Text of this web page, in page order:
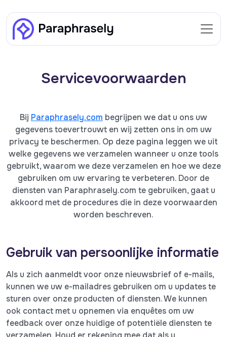
Servicevoorwaarden
Bij Paraphrasely.com begrijpen we dat u ons uw
gegevens toevertrouwt en wij zetten ons in om uw
privacy te beschermen. Op deze pagina leggen we uit
welke gegevens we verzamelen wanneer u onze tools
gebruikt, waarom we deze verzamelen en hoe we deze
gebruiken om uw ervaring te verbeteren. Door de
diensten van Paraphrasely.com te gebruiken, gaat u
akkoord met de procedures die in deze voorwaarden
worden beschreven.
Gebruik van persoonlijke informatie
Als u zich aanmeldt voor onze nieuwsbrief of e-mails,
kunnen we uw e-mailadres gebruiken om u updates te
sturen over onze producten of diensten. We kunnen
ook contact met u opnemen via enquêtes om uw
feedback over onze huidige of potentiële diensten te